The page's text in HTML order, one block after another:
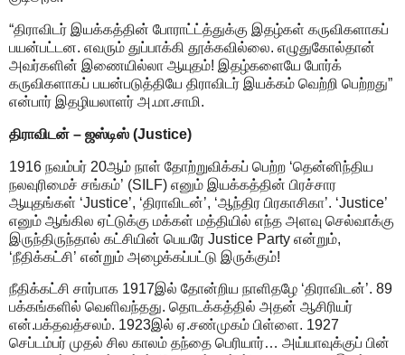
“திராவிடர் இயக்கத்தின் போராட்ட்த்துக்கு இதழ்கள் கருவிகளாகப்
பயன்பட்டன. எவரும் துப்பாக்கி தூக்கவில்லை. எழுதுகோல்தான்
அவர்களின் இணையில்லா ஆயுதம்! இதழ்களையே போர்க்
கருவிகளாகப் பயன்படுத்தியே திராவிடர் இயக்கம் வெற்றி பெற்றது”
என்பார் இதழியலாளர் அ.மா.சாமி.
திராவிடன் – ஜஸ்டிஸ் (Justice)
1916 நவம்பர் 20ஆம் நாள் தோற்றுவிக்கப் பெற்ற ‘தென்னிந்திய
நலவுரிமைச் சங்கம்’ (SILF) எனும் இயக்கத்தின் பிரச்சார
ஆயுதங்கள் ‘Justice’, ‘திராவிடன்’, ‘ஆந்திர பிரகாசிகா’. ‘Justice’
எனும் ஆங்கில ஏட்டுக்கு மக்கள் மத்தியில் எந்த அளவு செல்வாக்கு
இருந்திருந்தால் கட்சியின் பெயரே Justice Party என்றும்,
‘நீதிக்கட்சி’ என்றும் அழைக்கப்பட்டு இருக்கும்!
நீதிக்கட்சி சார்பாக 1917இல் தோன்றிய நாளிதழே ‘திராவிடன்’. 89
பக்கங்களில் வெளிவந்தது. தொடக்கத்தில் அதன் ஆசிரியர்
என்.பக்தவத்சலம். 1923இல் ஏ.சண்முகம் பிள்ளை. 1927
செப்டம்பர் முதல் சில காலம் தந்தை பெரியார்… அய்யாவுக்குப் பின்